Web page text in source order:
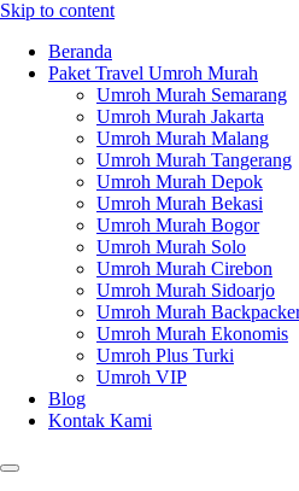
Skip to content
Beranda
Paket Travel Umroh Murah
Umroh Murah Semarang
Umroh Murah Jakarta
Umroh Murah Malang
Umroh Murah Tangerang
Umroh Murah Depok
Umroh Murah Bekasi
Umroh Murah Bogor
Umroh Murah Solo
Umroh Murah Cirebon
Umroh Murah Sidoarjo
Umroh Murah
Umroh Murah Ekonomis
Umroh Plus Turki
Umroh VIP
Blog
Kontak Kami